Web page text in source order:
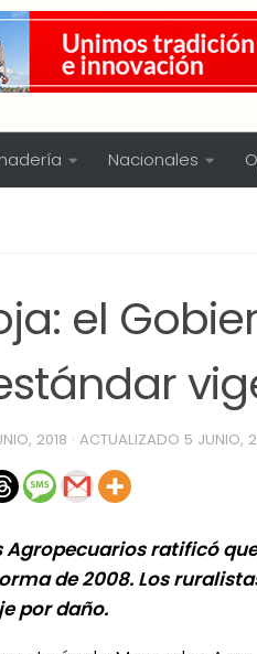
Nacionales
el
2018 · ACTUALIZADO 5 JUNIO,
Agropecuarios ratificó
de 2008. Los
por daño.